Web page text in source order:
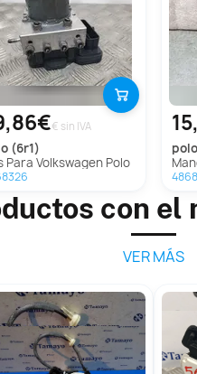
€ sin IVA
(6r1)
Para Volkswagen Polo
con el
VER MÁS